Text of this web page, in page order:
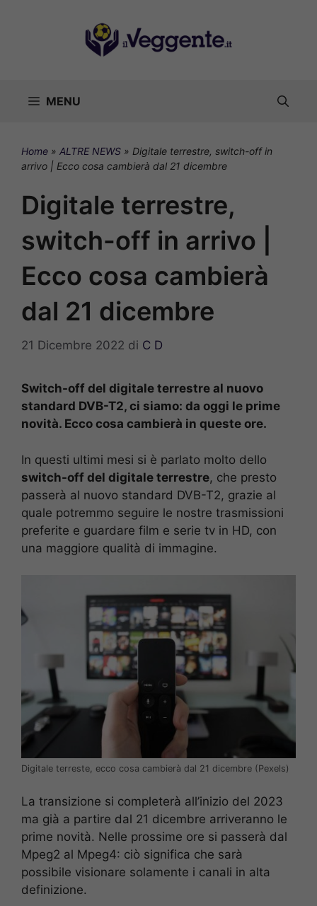
MENU
Home » ALTRE NEWS » Digitale terrestre, switch-off in
arrivo | Ecco cosa cambierà dal 21 dicembre
Digitale terrestre,
switch-off in arrivo |
Ecco cosa cambierà
dal 21 dicembre
21 Dicembre 2022 di C D
Switch-off del digitale terrestre al nuovo
standard DVB-T2, ci siamo: da oggi le prime
novità. Ecco cosa cambierà in queste ore.
In questi ultimi mesi si è parlato molto dello
switch-off del digitale terrestre, che presto
passerà al nuovo standard DVB-T2, grazie al
quale potremmo seguire le nostre trasmissioni
preferite e guardare film e serie tv in HD, con
una maggiore qualità di immagine.
Digitale terreste, ecco cosa cambierà dal 21 dicembre (Pexels)
La transizione si completerà all’inizio del 2023
ma già a partire dal 21 dicembre arriveranno le
prime novità. Nelle prossime ore si passerà dal
Mpeg2 al Mpeg4: ciò significa che sarà
possibile visionare solamente i canali in alta
definizione.